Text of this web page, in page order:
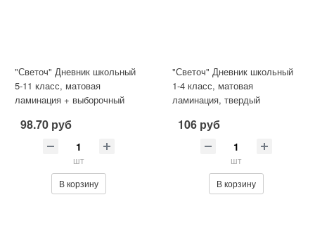
"Светоч" Дневник школьный
5-11 класс, матовая
ламинация + выборочный
48ДТ5_
98.70 руб
шт
В корзину
"Светоч" Дневник школьный
1-4 класс, матовая
ламинация, твердый
60 г/кв
106 руб
шт
В корзину